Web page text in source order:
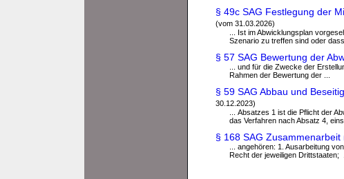
§ 49c SAG Festlegung der
(vom 31.03.2026)
... Ist im Abwicklungsplan
Szenario zu treffen sind oder
§ 57 SAG Bewertung der
... und für die Zwecke der
Rahmen der Bewertung der ...
§ 59 SAG Abbau und
30.12.2023)
... Absatzes 1 ist die Pflicht der
das Verfahren nach Absatz 4,
§ 168 SAG
... angehören: 1. Ausarbeitung
Recht der jeweiligen Drittstaaten;